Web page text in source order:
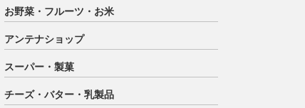
お野菜・フルーツ・お米
アンテナショップ
スーパー・製菓
チーズ・バター・乳製品